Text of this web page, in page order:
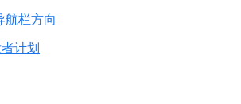
航栏方向
计划